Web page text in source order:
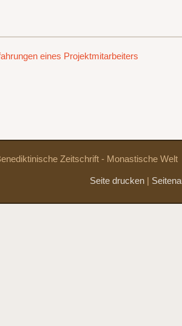
eines Projektmitarbeiters
Zeitschrift - Monastische Welt
Seite drucken